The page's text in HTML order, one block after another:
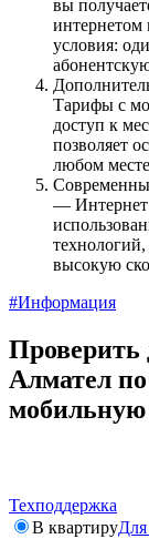
вы
интернетом
условия:
Тарифы с
доступ к
позволяет
любом
— Интернет
высокую
#Информация
Проверить
Алмател
мобильную
Техподдержка
В квартируДля